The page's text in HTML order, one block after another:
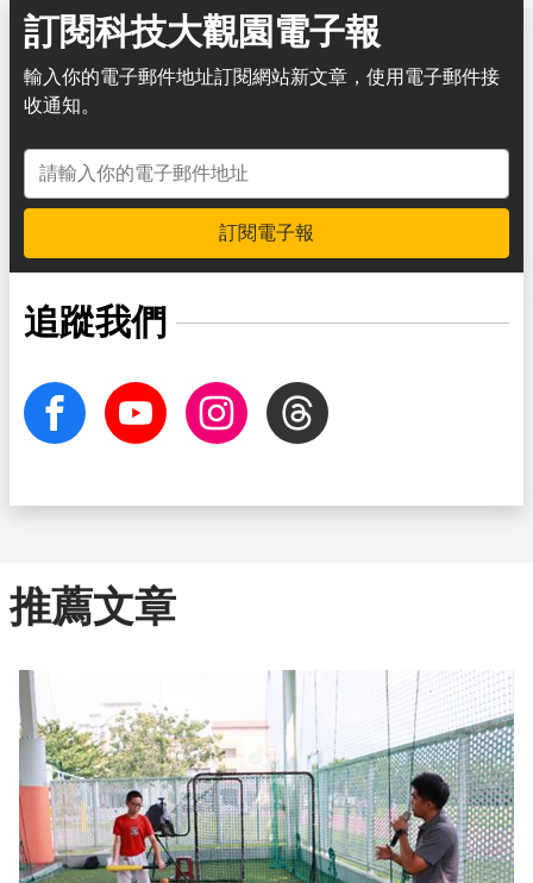
訂閱科技大觀園電子報
輸入你的電子郵件地址訂閱網站新文章，使用電子郵件接
收通知。
電子郵件地址
訂閱電子報
追蹤我們
facebook Youtube InstagramThreads
推薦文章